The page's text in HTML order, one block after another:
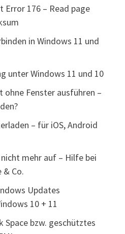
Error 176 – Read page
in Windows 11 und
unter Windows 11 und 10
ohne Fenster ausführen –
– für iOS, Android
mehr auf – Hilfe bei
& Co.
Updates
10 + 11
Space bzw. geschütztes